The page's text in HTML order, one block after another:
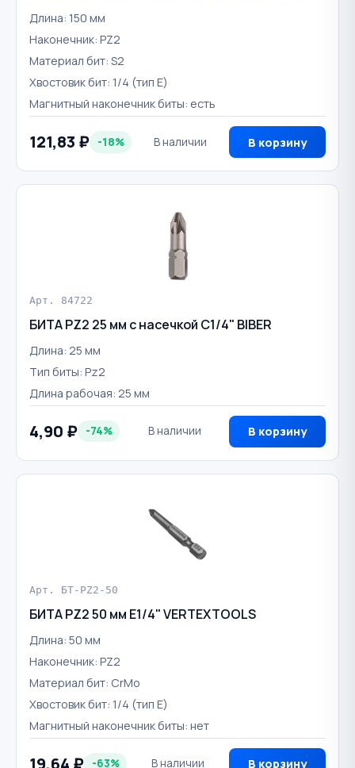
Длина: 150 мм
Наконечник: PZ2
Материал бит: S2
Хвостовик бит: 1/4 (тип Е)
Магнитный наконечник биты: есть
121,83 ₽ -18% В наличии В корзину
Арт. 84722
БИТА PZ2 25 мм с насечкой С1/4" BIBER
Длина: 25 мм
Тип биты: Pz2
Длина рабочая: 25 мм
4,90 ₽ -74% В наличии В корзину
Арт. БТ-PZ2-50
БИТА PZ2 50 мм E1/4" VERTEXTOOLS
Длина: 50 мм
Наконечник: PZ2
Материал бит: CrMo
Хвостовик бит: 1/4 (тип Е)
Магнитный наконечник биты: нет
19,64 ₽ -63% В наличии В корзину